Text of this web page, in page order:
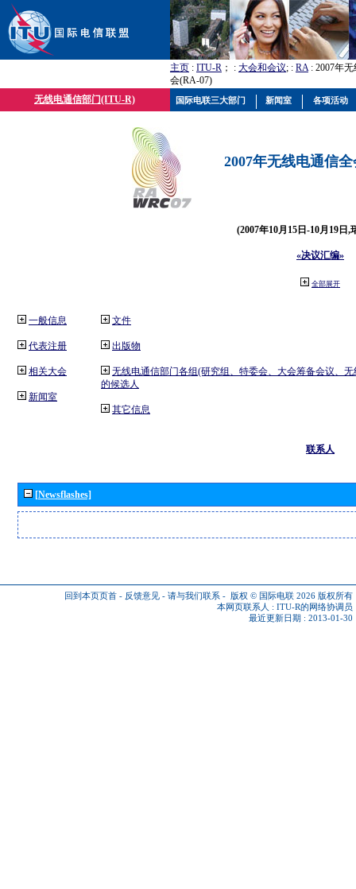
主页 : ITU-R ； : 大会和会议; : RA: 2007年
会(RA-07)
无线电通信部门(ITU-R)
2007年无线电通信
(2007年10月15日-10月19日,
«决议汇编»
全部展开
一般信息
代表注册
相关大会
新闻室
文件
出版物
无线电通信部门各组(研究组、特委会、大会筹备会议、
的候选人
其它信息
联系人
[Newsflashes]
回到本页页首 - 反馈意见 - 请与我们联系 - 版权 © 国际电联 2026 版权所有
本网页联系人 : ITU-R的网络协调员
最近更新日期 : 2013-01-30
国际电联三大部门 新闻室 各项活动